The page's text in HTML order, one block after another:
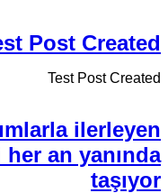
Post Created
Test Post Created
ilerleyen
an yanında
taşıyor